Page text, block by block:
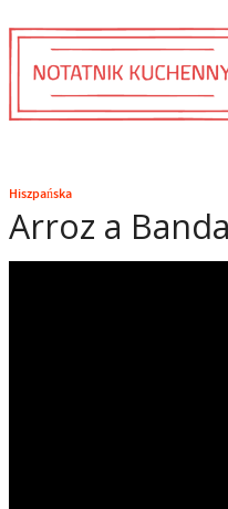
Hiszpańska
Arroz a